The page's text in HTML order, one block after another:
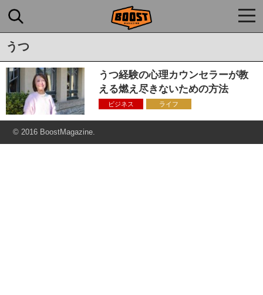
うつ
うつ経験の心理カウンセラーが教
える燃え尽きないための方法
ビジネス ライフ
© 2016 BoostMagazine.